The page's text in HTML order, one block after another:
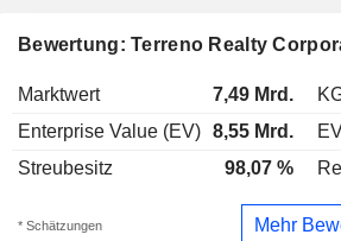
Bewertung: Terreno Realty
Marktwert 7,49 Mrd.
Enterprise Value (EV) 8,55 Mrd.
Streubesitz
98,07 %
* Schätzungen Mehr